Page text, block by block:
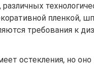
пленкой,
требования к
остекления, но